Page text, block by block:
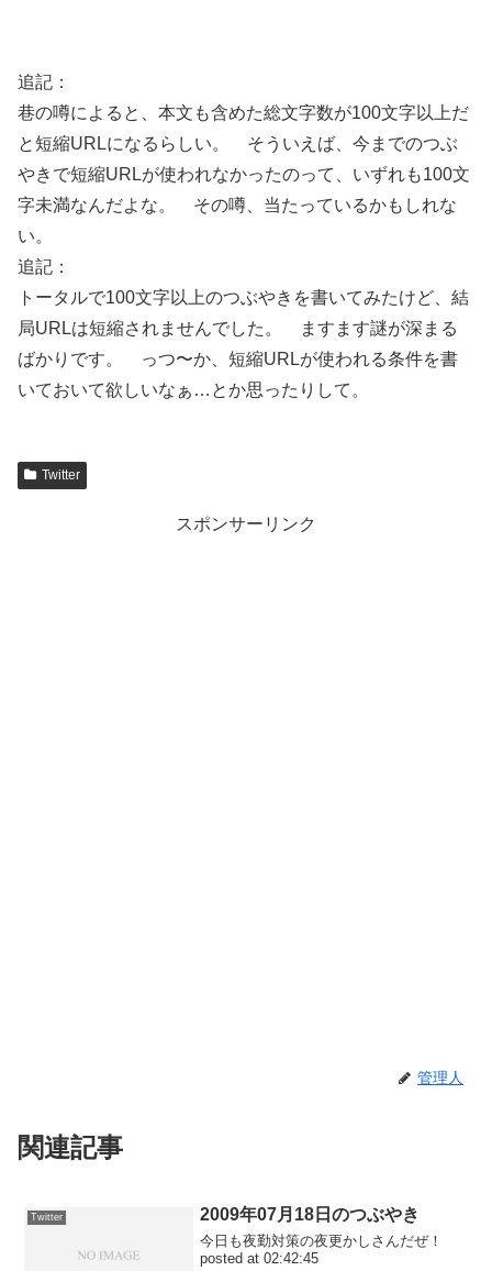
追記：
巷の噂によると、本文も含めた総文字数が100文字以上だ
と短縮URLになるらしい。 そういえば、今までのつぶ
やきで短縮URLが使われなかったのって、いずれも100文
字未満なんだよな。 その噂、当たっているかもしれな
い。
追記：
トータルで100文字以上のつぶやきを書いてみたけど、結
局URLは短縮されませんでした。 ますます謎が深まる
ばかりです。 っつ〜か、短縮URLが使われる条件を書
いておいて欲しいなぁ…とか思ったりして。
Twitter
スポンサーリンク
管理人
関連記事
Twitter 2009年07月18日のつぶやき
今日も夜勤対策の夜更かしさんだぜ！
posted at 02:42:45